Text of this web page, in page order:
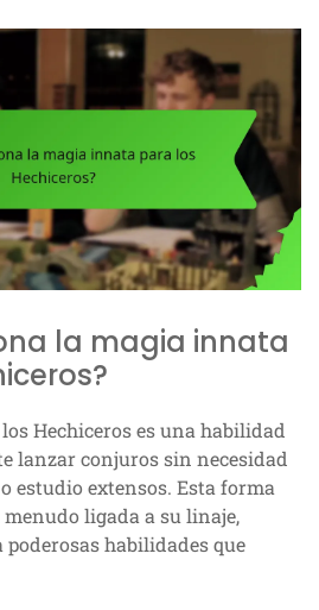
la magia innata
Hechiceros es una habilidad
lanzar conjuros sin necesidad
estudio extensos. Esta forma
ligada a su linaje,
poderosas habilidades que